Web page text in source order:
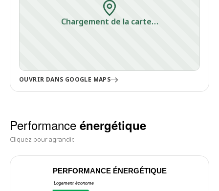
Chargement de la carte…
OUVRIR DANS GOOGLE MAPS
Performance énergétique
Cliquez pour agrandir.
PERFORMANCE ÉNERGÉTIQUE
Logement économe